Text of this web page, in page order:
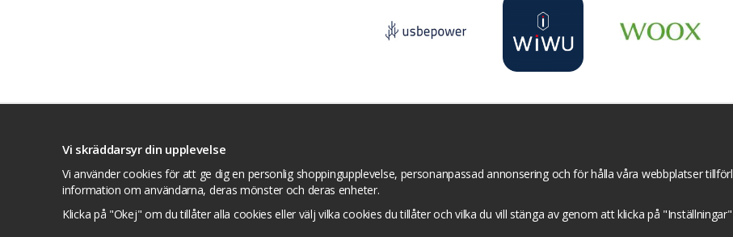
Villkor Kontakta oss
Om cookies
Cookie inställningar
Vi skräddarsyr din upplevelse
Vi använder cookies för att ge dig en personlig shoppingupplevelse, personanpassad annonsering och för hålla våra webbplatser
information om användarna, deras mönster och deras enheter.
Klicka på "Okej" om du tillåter alla cookies eller välj vilka cookies du tillåter och vilka du vill stänga av genom att klicka på